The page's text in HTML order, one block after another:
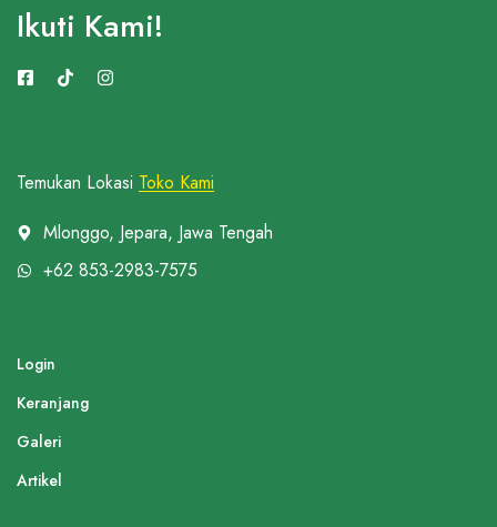
Temukan Lokasi Toko Kami
Mlonggo, Jepara, Jawa Tengah
+62 853-2983-7575
Login
Keranjang
Galeri
Artikel
Ikuti Kami!